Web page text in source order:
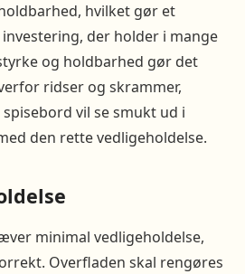
hvilket gør et
der holder i mange
og holdbarhed gør det
ridser og skrammer,
vil se smukt ud i
den rette vedligeholdelse.
minimal vedligeholdelse,
Overfladen skal rengøres